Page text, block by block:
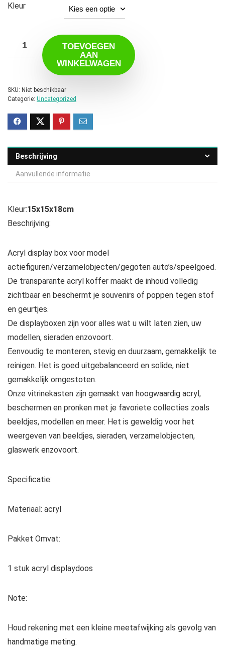
Kleur
TOEVOEGEN
AAN
WINKELWAGEN
SKU: Niet beschikbaar
Categorie: Uncategorized
Beschrijving
Aanvullende informatie
Kleur:15x15x18cm
Beschrijving:
Acryl display box voor model
actiefiguren/verzamelobjecten/gegoten auto’s/speelgoed.
De transparante acryl koffer maakt de inhoud volledig
zichtbaar en beschermt je souvenirs of poppen tegen stof
en geurtjes.
De displayboxen zijn voor alles wat u wilt laten zien, uw
modellen, sieraden enzovoort.
Eenvoudig te monteren, stevig en duurzaam, gemakkelijk te
reinigen. Het is goed uitgebalanceerd en solide, niet
gemakkelijk omgestoten.
Onze vitrinekasten zijn gemaakt van hoogwaardig acryl,
beschermen en pronken met je favoriete collecties zoals
beeldjes, modellen en meer. Het is geweldig voor het
weergeven van beeldjes, sieraden, verzamelobjecten,
glaswerk enzovoort.
Specificatie:
Materiaal: acryl
Pakket Omvat:
1 stuk acryl displaydoos
Note:
Houd rekening met een kleine meetafwijking als gevolg van
handmatige meting.